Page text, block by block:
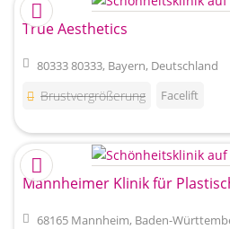
True Aesthetics
80333 80333, Bayern, Deutschland
Brustvergrößerung Facelift
Mannheimer Klinik für
68165 Mannheim, Baden-